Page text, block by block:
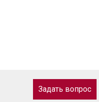
Задать вопрос